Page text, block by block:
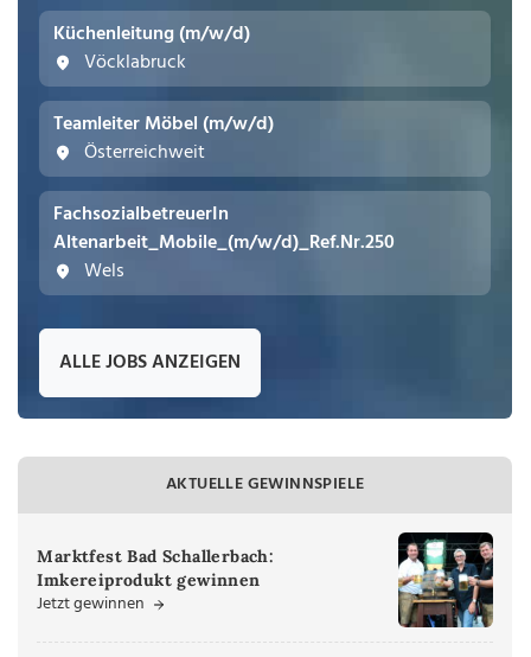
Küchenleitung (m/w/d)
Vöcklabruck
Teamleiter Möbel (m/w/d)
Österreichweit
FachsozialbetreuerIn
Altenarbeit_Mobile_(m/w/d)_Ref.Nr.250
Wels
ALLE JOBS ANZEIGEN
AKTUELLE GEWINNSPIELE
Marktfest Bad Schallerbach:
Imkereiprodukt gewinnen
Jetzt gewinnen